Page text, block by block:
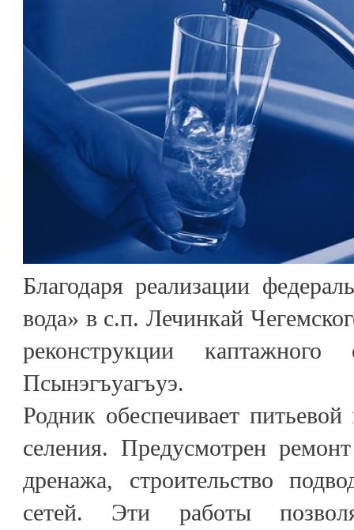
Благодаря реализации
вода» в с.п. Лечинкай
реконструкции каптажного
Псынэгъуагъуэ.
Родник обеспечивает
селения. Предусмотрен
дренажа, строительство
сетей. Эти работы